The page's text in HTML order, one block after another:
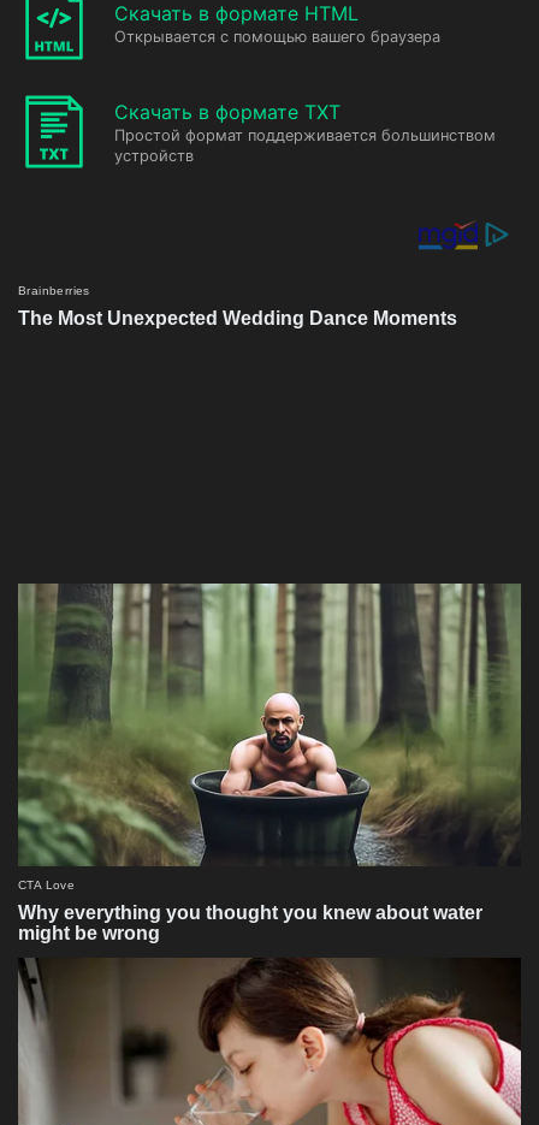
Скачать в формате HTML
Открывается с помощью вашего браузера
Скачать в формате TXT
Простой формат поддерживается большинством
устройств